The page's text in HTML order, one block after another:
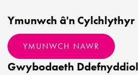
Gwybodaeth Ddefnyddiol
Ymunwch â'n Cylchlythyr
YMUNWCH NAWR